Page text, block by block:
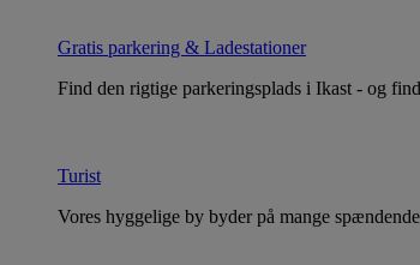
Gratis parkering & Ladestationer
Find den rigtige parkeringsplads i Ikast - og
Turist
Vores hyggelige by byder på mange